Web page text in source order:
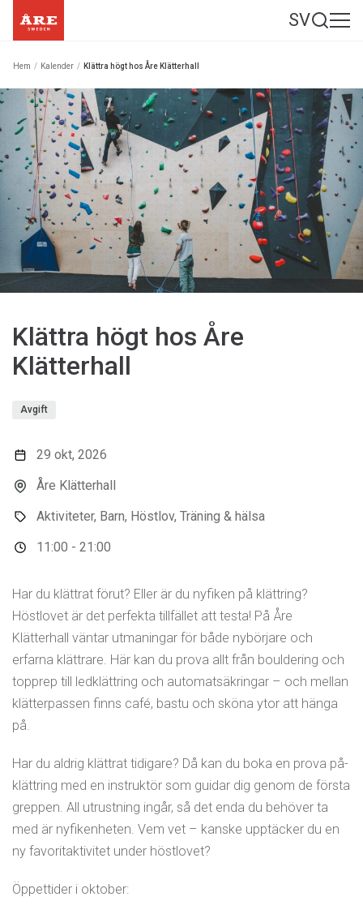
SV
Hem / Kalender / Klättra högt hos Åre Klätterhall
Klättra högt hos Åre
Klätterhall
Avgift
29 okt, 2026
Åre Klätterhall
Aktiviteter, Barn, Höstlov, Träning & hälsa
11:00 - 21:00
Har du klättrat förut? Eller är du nyfiken på klättring?
Höstlovet är det perfekta tillfället att testa! På Åre
Klätterhall väntar utmaningar för både nybörjare och
erfarna klättrare. Här kan du prova allt från bouldering och
topprep till ledklättring och automatsäkringar – och mellan
klätterpassen finns café, bastu och sköna ytor att hänga
på.
Har du aldrig klättrat tidigare? Då kan du boka en prova på-
klättring med en instruktör som guidar dig genom de första
greppen. All utrustning ingår, så det enda du behöver ta
med är nyfikenheten. Vem vet – kanske upptäcker du en
ny favoritaktivitet under höstlovet?
Öppettider i oktober: